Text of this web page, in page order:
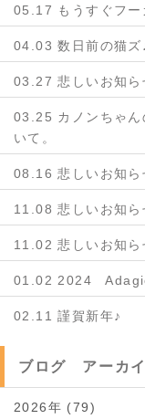
05.17 もうすぐフー
04.03 数日前の猫ズ
03.27 悲しいお知ら
03.25 カノンちゃん
いて。
08.16 悲しいお知ら
11.08 悲しいお知ら
11.02 悲しいお知ら
01.02 2024 Adagio
02.11 謹賀新年♪
ブログ アーカ
2026年 (79)